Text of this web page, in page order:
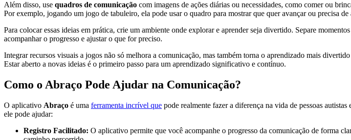
Além disso, use quadros de comunicação com imagens de ações diárias ou necessidades, como comer ou
Por exemplo, jogando um jogo de tabuleiro, ela pode usar o quadro para mostrar que quer avançar ou precisa de
Para colocar essas ideias em prática, crie um ambiente onde explorar e aprender seja divertido. Separe
acompanhar o progresso e ajustar o que for preciso.
Integrar recursos visuais a jogos não só melhora a comunicação, mas também torna o aprendizado mais
Estar aberto a novas ideias é o primeiro passo para um aprendizado significativo e contínuo.
Como o Abraço Pode Ajudar na Comunicação?
O aplicativo Abraço é uma ferramenta incrível que pode realmente fazer a diferença na vida de pessoas
ele pode ajudar:
Registro Facilitado: O aplicativo permite que você acompanhe o progresso da comunicação de forma